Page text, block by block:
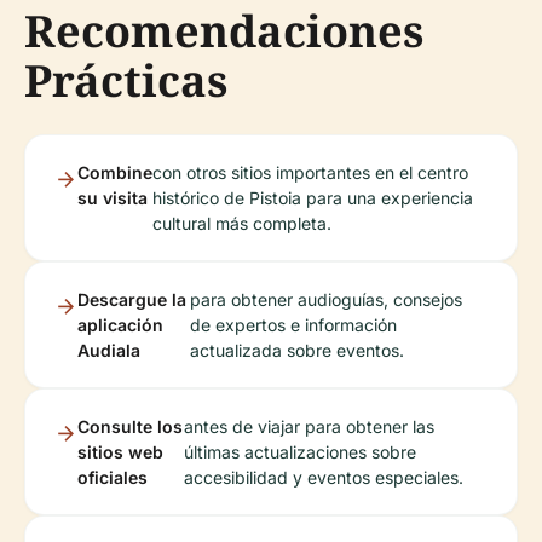
Recomendaciones
Prácticas
Combine
su visita
con otros sitios importantes en el centro
histórico de Pistoia para una experiencia
cultural más completa.
Descargue la
aplicación
Audiala
para obtener audioguías, consejos
de expertos e información
actualizada sobre eventos.
Consulte los
sitios web
oficiales
antes de viajar para obtener las
últimas actualizaciones sobre
accesibilidad y eventos especiales.